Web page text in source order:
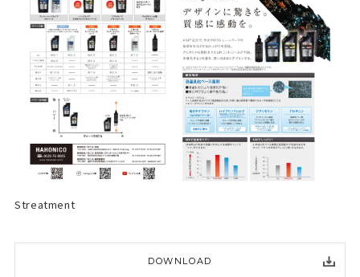
Streatment
DOWNLOAD